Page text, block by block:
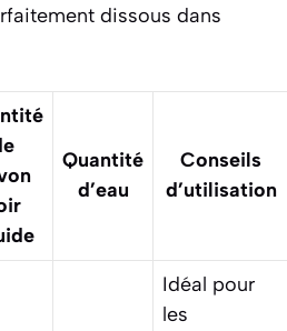
dissous dans
Quantité
d’eau
Conseils
d’utilisation
Idéal pour
les